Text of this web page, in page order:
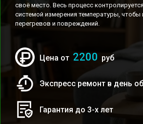
своё место. Весь процесс
системой измерения температуры, чтобы
перегревов и повреждений.
Цена от 2200 руб
Экспресс ремонт в день
Гарантия до 3-х лет